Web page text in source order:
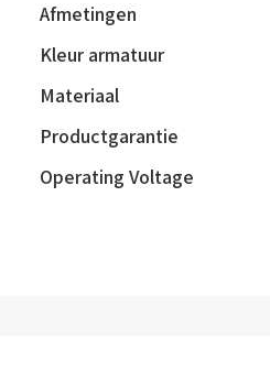
Afmetingen
Kleur armatuur
Materiaal
Productgarantie
Operating Voltage